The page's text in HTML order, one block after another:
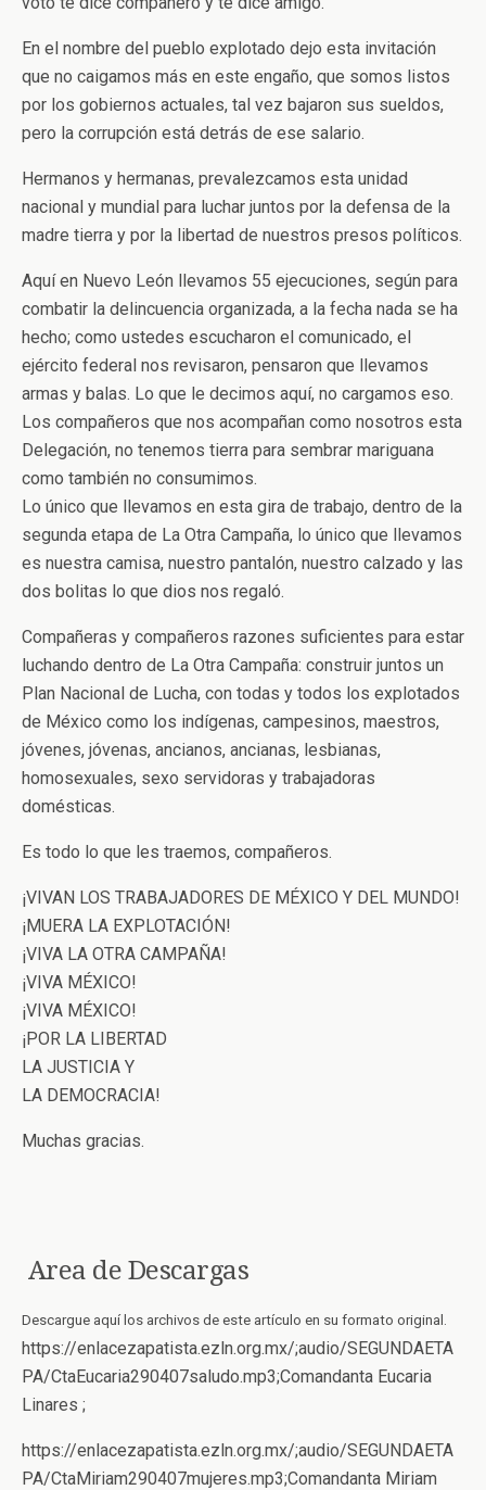
En el nombre del pueblo explotado dejo esta invitación
que no caigamos más en este engaño, que somos listos
por los gobiernos actuales, tal vez bajaron sus sueldos,
pero la corrupción está detrás de ese salario.
Hermanos y hermanas, prevalezcamos esta unidad
nacional y mundial para luchar juntos por la defensa de la
madre tierra y por la libertad de nuestros presos políticos.
Aquí en Nuevo León llevamos 55 ejecuciones, según para
combatir la delincuencia organizada, a la fecha nada se ha
hecho; como ustedes escucharon el comunicado, el
ejército federal nos revisaron, pensaron que llevamos
armas y balas. Lo que le decimos aquí, no cargamos eso.
Los compañeros que nos acompañan como nosotros esta
Delegación, no tenemos tierra para sembrar mariguana
como también no consumimos.
Lo único que llevamos en esta gira de trabajo, dentro de la
segunda etapa de La Otra Campaña, lo único que llevamos
es nuestra camisa, nuestro pantalón, nuestro calzado y las
dos bolitas lo que dios nos regaló.
Compañeras y compañeros razones suficientes para estar
luchando dentro de La Otra Campaña: construir juntos un
Plan Nacional de Lucha, con todas y todos los explotados
de México como los indígenas, campesinos, maestros,
jóvenes, jóvenas, ancianos, ancianas, lesbianas,
homosexuales, sexo servidoras y trabajadoras
domésticas.
Es todo lo que les traemos, compañeros.
¡VIVAN LOS TRABAJADORES DE MÉXICO Y DEL MUNDO!
¡MUERA LA EXPLOTACIÓN!
¡VIVA LA OTRA CAMPAÑA!
¡VIVA MÉXICO!
¡VIVA MÉXICO!
¡POR LA LIBERTAD
LA JUSTICIA Y
LA DEMOCRACIA!
Muchas gracias.
Area de Descargas
Descargue aquí los archivos de este artículo en su formato original.
https://enlacezapatista.ezln.org.mx/;audio/SEGUNDAETA
PA/CtaEucaria290407saludo.mp3;Comandanta Eucaria
Linares ;
https://enlacezapatista.ezln.org.mx/;audio/SEGUNDAETA
PA/CtaMiriam290407mujeres.mp3;Comandanta Miriam